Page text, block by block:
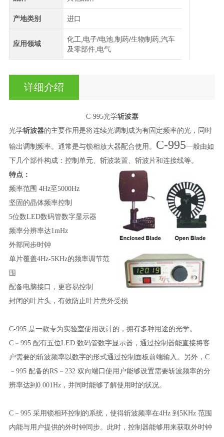
产地类别 进口
应用领域
化工,电子/电池,制药/生物制药,汽车
及零部件,电气
详细介绍
C-995光学斩波器
光学斩波器的主要作用是将连续光调制成为有固定频率的光，同时
输出调制频率。通常是与锁相放大器配合使用。 C-995一般由如
下几个部件构成：控制单元、斩波装置、斩波片和连接线等。
特点：
频率范围 4Hz至5000Hz
坚固的晶体频率控制
5位数LED数码管数字显示器
频率分辨率达1mHz
外部同步时钟
单片覆盖4Hz-5KHz的频率调节范
围
配备电脑接口，更容易控制
封闭的叶片头，有效防止叶片意外受损
C-995 是一款专为实验室使用设计的，拥有多种用途的光学。
C－ 995 配有五位LED 数码管数字显示器，通过控制器能直接将客
户需要的斩波频率以数字的形式通过控制面板前端输入。另外， C
－ 995 配备的RS － 232 双向端口使用户能够设置需要斩波频率的分
辨率达到 0.001Hz，并同时能够了解使用时的状况。
C－ 995 采用锁相环控制的系统，使得斩波频率在4Hz 到 5KHz 范围
内能与用户提供的外时钟同步。此时，控制器能够用来获取外时钟